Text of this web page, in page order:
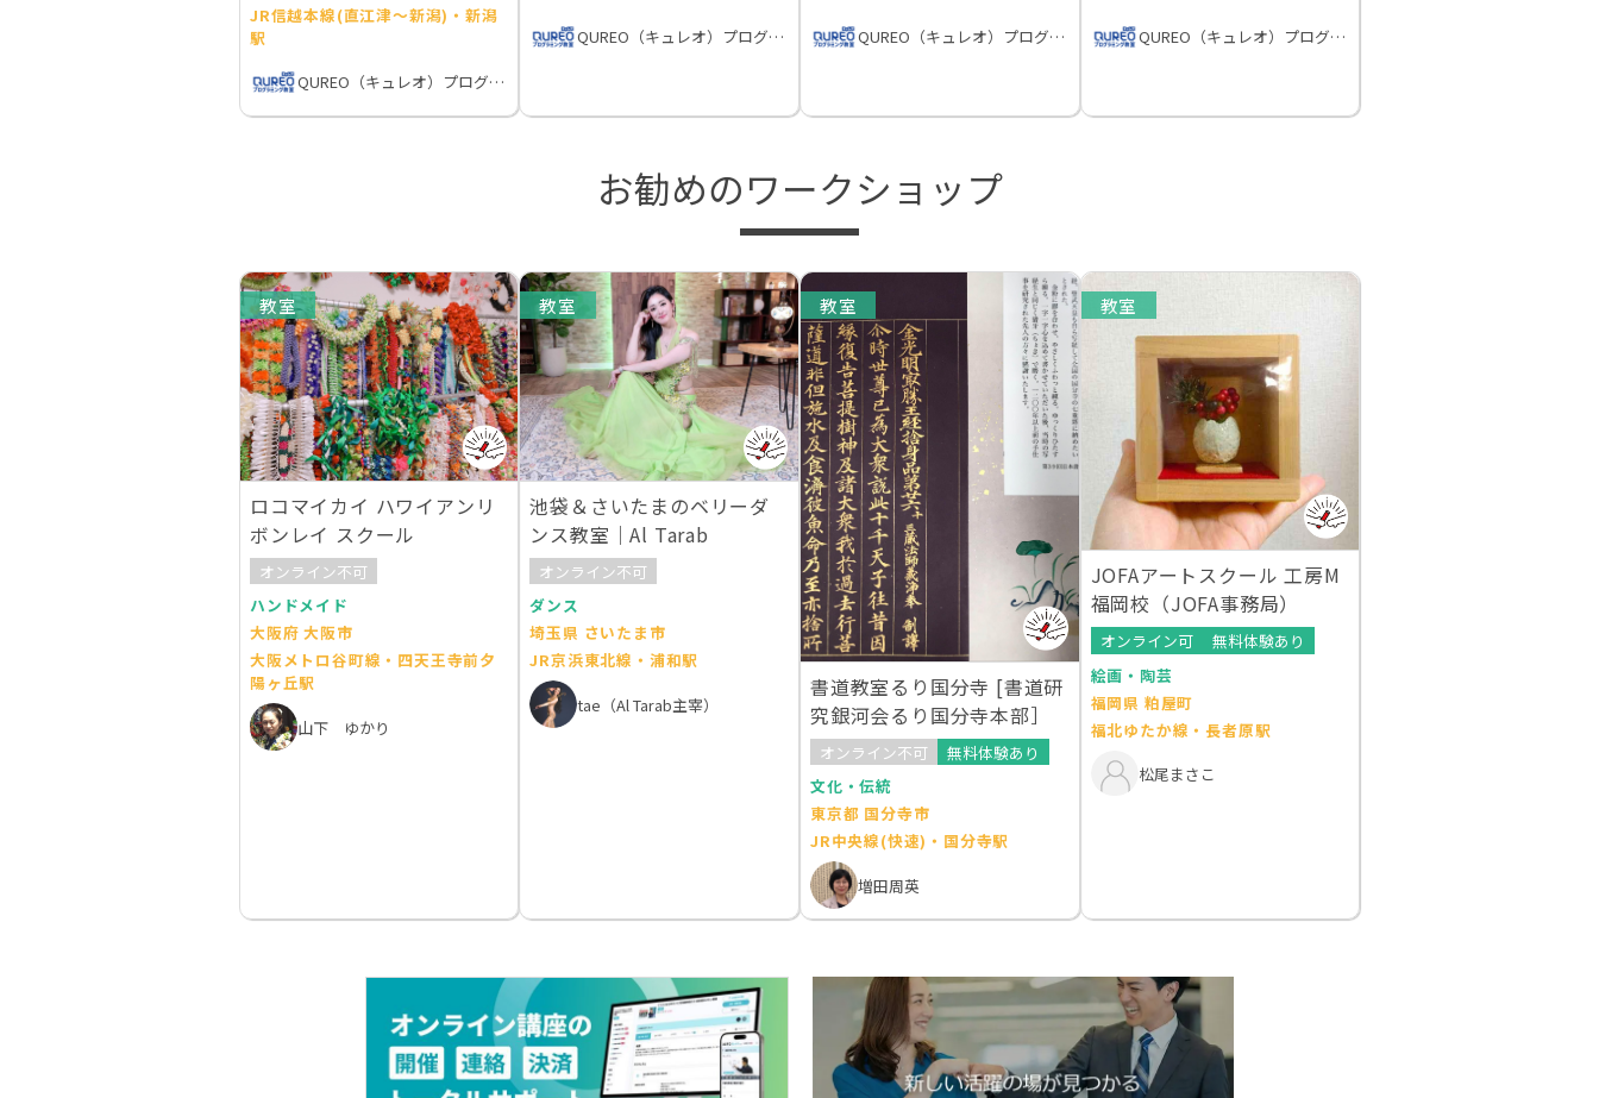
JR信越本線(直江津～新潟)・新潟
駅
QUREO（キュレオ）プログラミング教室
QUREO（キュレオ）プログラミング教室 QUREO（キュレオ）プログラミング教室 QUREO（キュレオ）プログラミング教室
お勧めのワークショップ
教室
ロコマイカイ ハワイアンリ
ボンレイ スクール
オンライン不可
ハンドメイド
大阪府 大阪市
大阪メトロ谷町線・四天王寺前夕
陽ヶ丘駅
山下 ゆかり
教室
池袋＆さいたまのベリーダ
ンス教室｜Al Tarab
オンライン不可
ダンス
埼玉県 さいたま市
JR京浜東北線・浦和駅
tae（Al Tarab主宰）
教室
書道教室るり国分寺 [書道研
究銀河会るり国分寺本部］
オンライン不可
無料体験あり
文化・伝統
東京都 国分寺市
JR中央線(快速)・国分寺駅
増田周英
教室
JOFAアートスクール 工房M
福岡校（JOFA事務局）
オンライン可
無料体験あり
絵画・陶芸
福岡県 粕屋町
福北ゆたか線・長者原駅
松尾まさこ